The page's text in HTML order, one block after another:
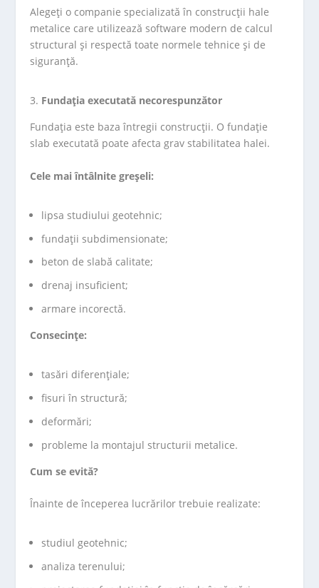
Alegeți o companie specializată în construcții hale
metalice care utilizează software modern de calcul
structural și respectă toate normele tehnice și de
siguranță.
Fundația executată necorespunzător
Fundația este baza întregii construcții. O fundație
slab executată poate afecta grav stabilitatea halei.
Cele mai întâlnite greșeli:
lipsa studiului geotehnic;
fundații subdimensionate;
beton de slabă calitate;
drenaj insuficient;
armare incorectă.
Consecințe:
tasări diferențiale;
fisuri în structură;
deformări;
probleme la montajul structurii metalice.
Cum se evită?
Înainte de începerea lucrărilor trebuie realizate:
studiul geotehnic;
analiza terenului;